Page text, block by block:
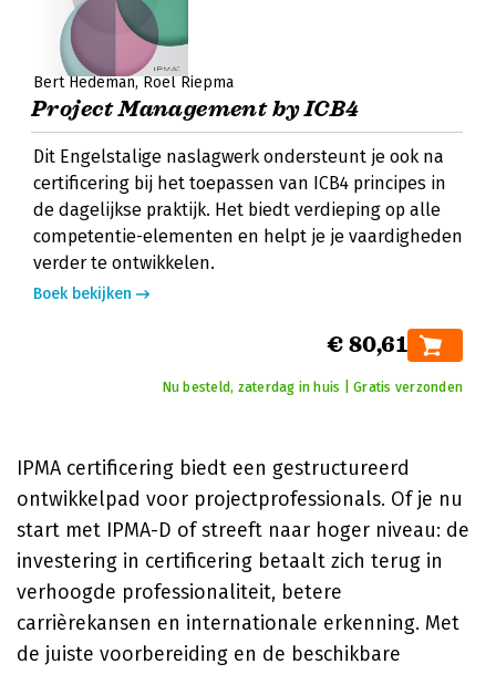
Bert Hedeman Roel Riepma
Project Management by ICB4
Dit Engelstalige naslagwerk ondersteunt je ook na
certificering bij het toepassen van ICB4 principes in
de dagelijkse praktijk. Het biedt verdieping op alle
competentie-elementen en helpt je je vaardigheden
verder te ontwikkelen.
Boek bekijken
€ 80,61
Nu besteld, zaterdag in huis | Gratis verzonden
IPMA certificering biedt een gestructureerd
ontwikkelpad voor projectprofessionals. Of je nu
start met IPMA-D of streeft naar hoger niveau: de
investering in certificering betaalt zich terug in
verhoogde professionaliteit, betere
carrièrekansen en internationale erkenning. Met
de juiste voorbereiding en de beschikbare